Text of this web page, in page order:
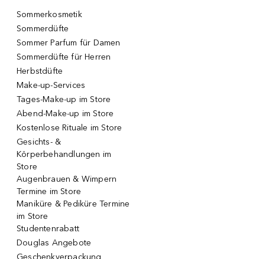
Sommerkosmetik
Sommerdüfte
Sommer Parfum für Damen
Sommerdüfte für Herren
Herbstdüfte
Make-up-Services
Tages-Make-up im Store
Abend-Make-up im Store
Kostenlose Rituale im Store
Gesichts- &
Körperbehandlungen im
Store
Augenbrauen & Wimpern
Termine im Store
Maniküre & Pediküre Termine
im Store
Studentenrabatt
Douglas Angebote
Geschenkverpackung